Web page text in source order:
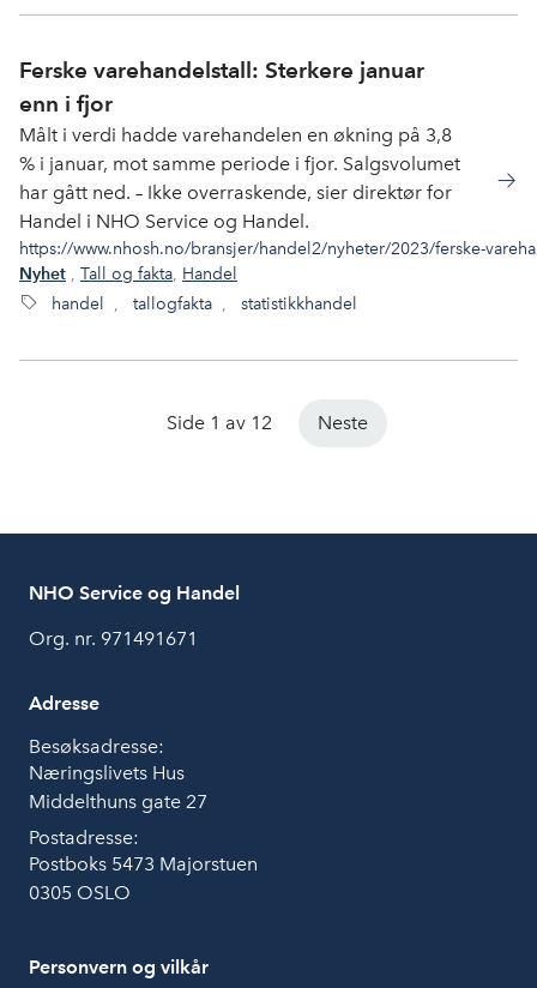
Ferske varehandelstall: Sterkere januar
enn i fjor
Målt i verdi hadde varehandelen en økning på 3,8
% i januar, mot samme periode i fjor. Salgsvolumet
har gått ned. – Ikke overraskende, sier direktør for
Handel i NHO Service og Handel.
https://www.nhosh.no/bransjer/handel2/nyheter/2023/ferske-
Nyhet , Tall og fakta, Handel
handel , tallogfakta , statistikkhandel
Side 1 av 12 Neste
NHO Service og Handel
Org. nr. 971491671
Adresse
Besøksadresse:
Næringslivets Hus
Middelthuns gate 27
Postadresse:
Postboks 5473 Majorstuen
0305 OSLO
Personvern og vilkår